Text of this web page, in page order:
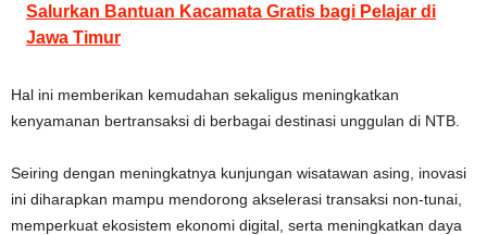
Salurkan Bantuan Kacamata Gratis bagi Pelajar di
Jawa Timur
Hal ini memberikan kemudahan sekaligus meningkatkan
kenyamanan bertransaksi di berbagai destinasi unggulan di NTB.
Seiring dengan meningkatnya kunjungan wisatawan asing, inovasi
ini diharapkan mampu mendorong akselerasi transaksi non-tunai,
memperkuat ekosistem ekonomi digital, serta meningkatkan daya